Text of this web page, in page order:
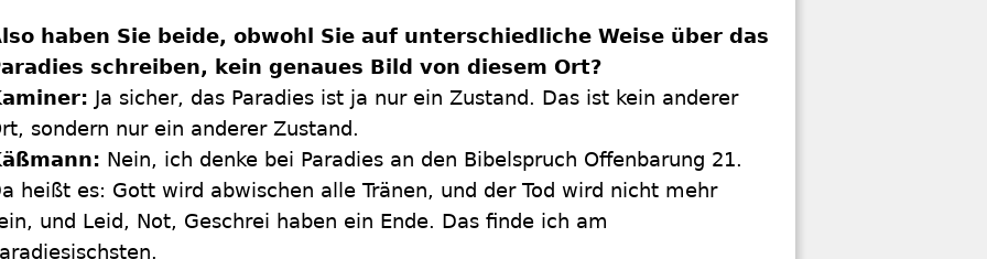
haben Sie beide, obwohl Sie auf unterschiedliche Weise über das
schreiben, kein genaues Bild von diesem Ort?
Ja sicher, das Paradies ist ja nur ein Zustand. Das ist kein anderer
sondern nur ein anderer Zustand.
Nein, ich denke bei Paradies an den Bibelspruch Offenbarung 21.
heißt es: Gott wird abwischen alle Tränen, und der Tod wird nicht mehr
und Leid, Not, Geschrei haben ein Ende. Das finde ich am